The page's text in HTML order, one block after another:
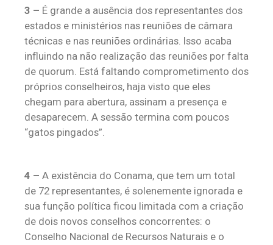
3 – É grande a ausência dos representantes dos
estados e ministérios nas reuniões de câmara
técnicas e nas reuniões ordinárias. Isso acaba
influindo na não realização das reuniões por falta
de quorum. Está faltando comprometimento dos
próprios conselheiros, haja visto que eles
chegam para abertura, assinam a presença e
desaparecem. A sessão termina com poucos
“gatos pingados”.
4 – A existência do Conama, que tem um total
de 72 representantes, é solenemente ignorada e
sua função política ficou limitada com a criação
de dois novos conselhos concorrentes: o
Conselho Nacional de Recursos Naturais e o